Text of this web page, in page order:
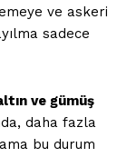
ve askeri
sadece
ve gümüş
daha fazla
bu durum